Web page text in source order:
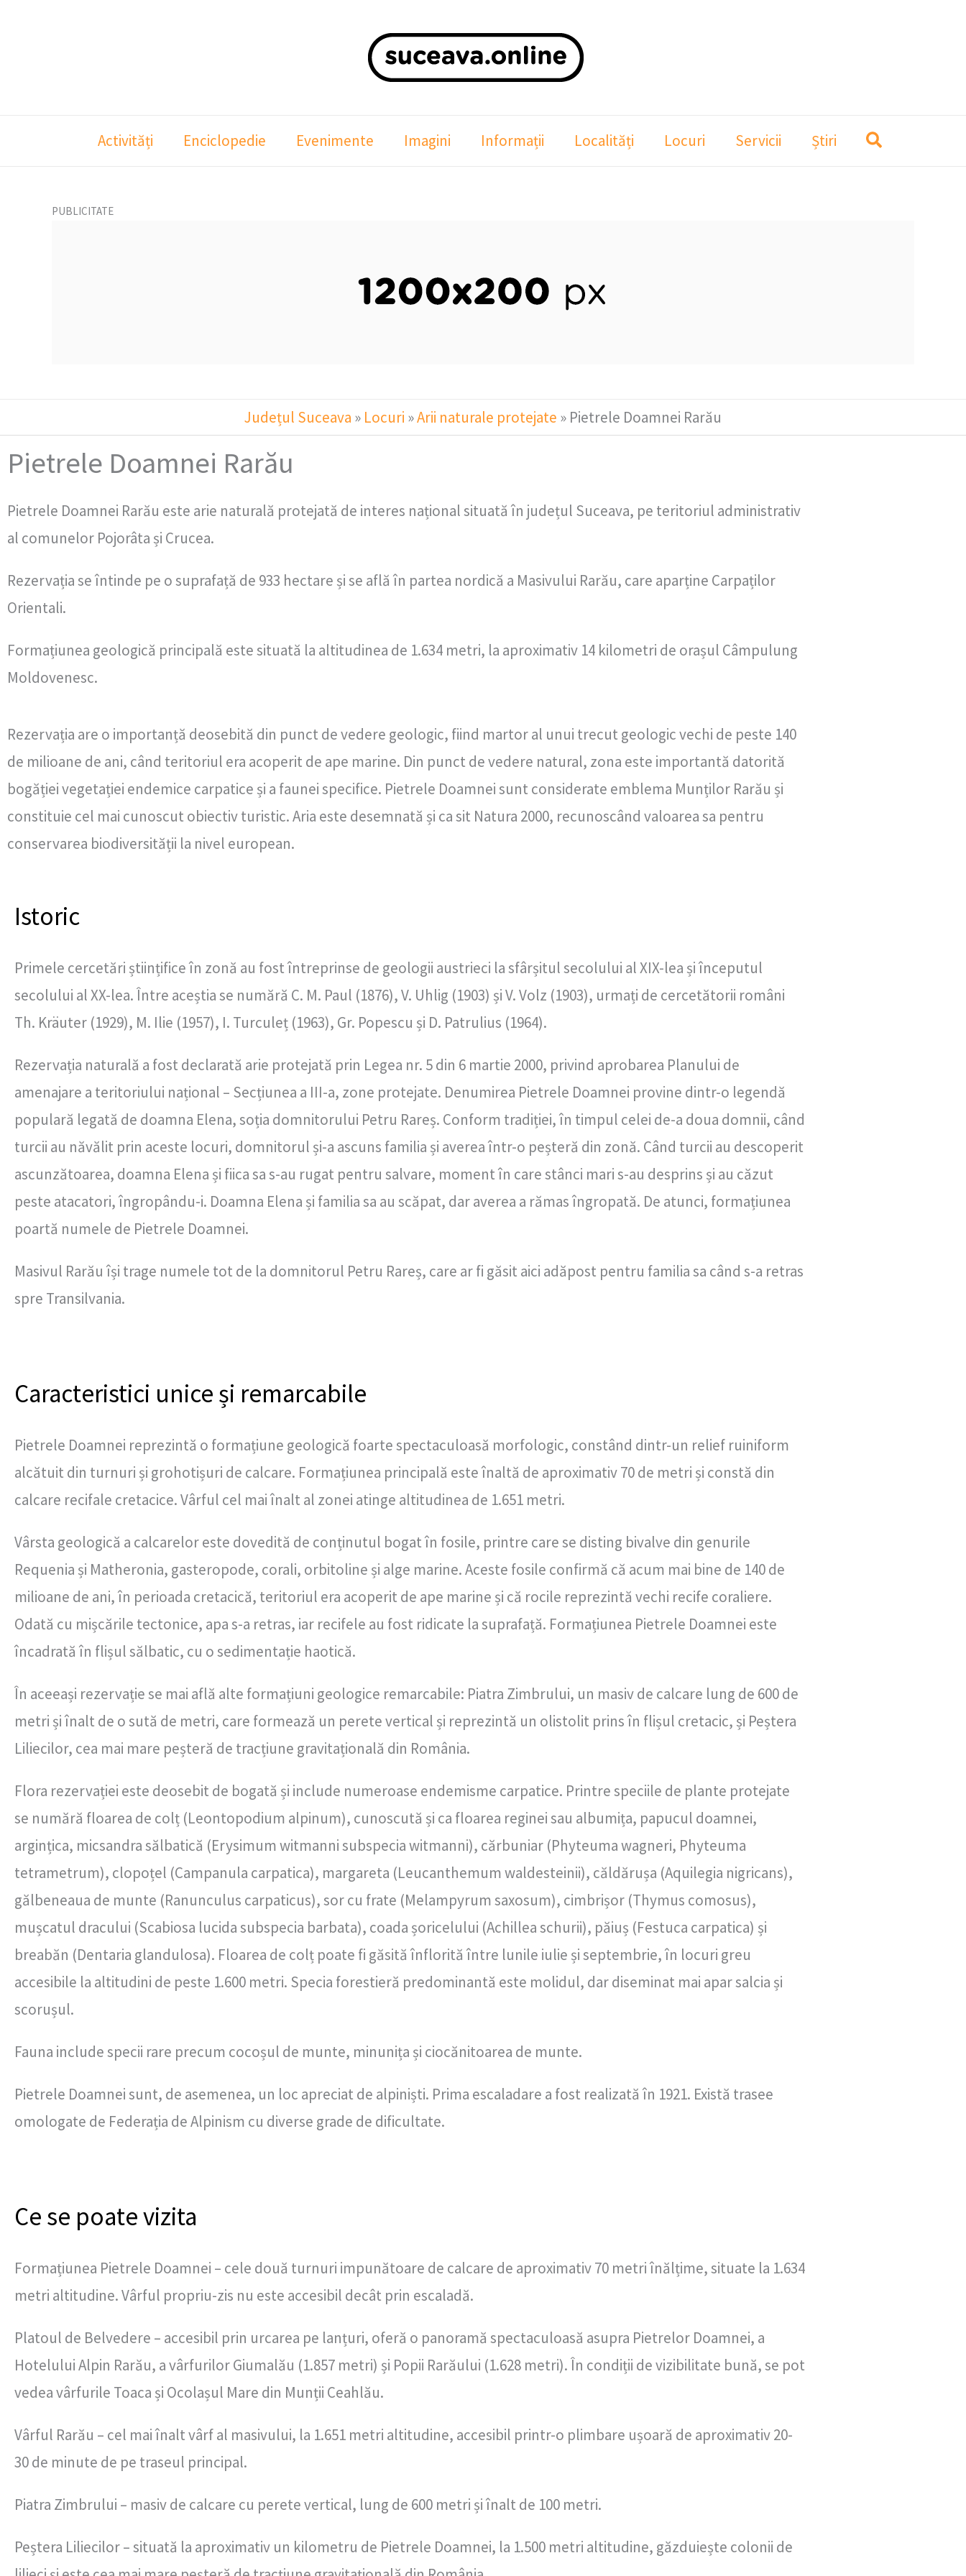
Activități Enciclopedie Evenimente Imagini Informații Localități Locuri Servicii Știri
PUBLICITATE
Județul Suceava » Locuri »Arii naturale protejate » Pietrele Doamnei Rarău
Pietrele Doamnei Rarău
Pietrele Doamnei Rarău este arie naturală protejată de interes național situată în județul Suceava, pe teritoriul administrativ
al comunelor Pojorâta și Crucea.
Rezervația se întinde pe o suprafață de 933 hectare și se află în partea nordică a Masivului Rarău, care aparține Carpaților
Orientali.
Formațiunea geologică principală este situată la altitudinea de 1.634 metri, la aproximativ 14 kilometri de orașul Câmpulung
Moldovenesc.
Rezervația are o importanță deosebită din punct de vedere geologic, fiind martor al unui trecut geologic vechi de peste 140
de milioane de ani, când teritoriul era acoperit de ape marine. Din punct de vedere natural, zona este importantă datorită
bogăției vegetației endemice carpatice și a faunei specifice. Pietrele Doamnei sunt considerate emblema Munților Rarău și
constituie cel mai cunoscut obiectiv turistic. Aria este desemnată și ca sit Natura 2000, recunoscând valoarea sa pentru
conservarea biodiversității la nivel european.
Istoric
Primele cercetări științifice în zonă au fost întreprinse de geologii austrieci la sfârșitul secolului al XIX-lea și începutul
secolului al XX-lea. Între aceștia se numără C. M. Paul (1876), V. Uhlig (1903) și V. Volz (1903), urmați de cercetătorii români
Th. Kräuter (1929), M. Ilie (1957), I. Turculeț (1963), Gr. Popescu și D. Patrulius (1964).
Rezervația naturală a fost declarată arie protejată prin Legea nr. 5 din 6 martie 2000, privind aprobarea Planului de
amenajare a teritoriului național – Secțiunea a III-a, zone protejate. Denumirea Pietrele Doamnei provine dintr-o legendă
populară legată de doamna Elena, soția domnitorului Petru Rareș. Conform tradiției, în timpul celei de-a doua domnii, când
turcii au năvălit prin aceste locuri, domnitorul și-a ascuns familia și averea într-o peșteră din zonă. Când turcii au descoperit
ascunzătoarea, doamna Elena și fiica sa s-au rugat pentru salvare, moment în care stânci mari s-au desprins și au căzut
peste atacatori, îngropându-i. Doamna Elena și familia sa au scăpat, dar averea a rămas îngropată. De atunci, formațiunea
poartă numele de Pietrele Doamnei.
Masivul Rarău își trage numele tot de la domnitorul Petru Rareș, care ar fi găsit aici adăpost pentru familia sa când s-a retras
spre Transilvania.
Caracteristici unice și remarcabile
Pietrele Doamnei reprezintă o formațiune geologică foarte spectaculoasă morfologic, constând dintr-un relief ruiniform
alcătuit din turnuri și grohotișuri de calcare. Formațiunea principală este înaltă de aproximativ 70 de metri și constă din
calcare recifale cretacice. Vârful cel mai înalt al zonei atinge altitudinea de 1.651 metri.
Vârsta geologică a calcarelor este dovedită de conținutul bogat în fosile, printre care se disting bivalve din genurile
Requenia și Matheronia, gasteropode, corali, orbitoline și alge marine. Aceste fosile confirmă că acum mai bine de 140 de
milioane de ani, în perioada cretacică, teritoriul era acoperit de ape marine și că rocile reprezintă vechi recife coraliere.
Odată cu mișcările tectonice, apa s-a retras, iar recifele au fost ridicate la suprafață. Formațiunea Pietrele Doamnei este
încadrată în flișul sălbatic, cu o sedimentație haotică.
În aceeași rezervație se mai află alte formațiuni geologice remarcabile: Piatra Zimbrului, un masiv de calcare lung de 600 de
metri și înalt de o sută de metri, care formează un perete vertical și reprezintă un olistolit prins în flișul cretacic, și Peștera
Liliecilor, cea mai mare peșteră de tracțiune gravitațională din România.
Flora rezervației este deosebit de bogată și include numeroase endemisme carpatice. Printre speciile de plante protejate
se numără floarea de colț (Leontopodium alpinum), cunoscută și ca floarea reginei sau albumița, papucul doamnei,
argințica, micsandra sălbatică (Erysimum witmanni subspecia witmanni), cărbuniar (Phyteuma wagneri, Phyteuma
tetrametrum), clopoțel (Campanula carpatica), margareta (Leucanthemum waldesteinii), căldărușa (Aquilegia nigricans),
gălbeneaua de munte (Ranunculus carpaticus), sor cu frate (Melampyrum saxosum), cimbrișor (Thymus comosus),
mușcatul dracului (Scabiosa lucida subspecia barbata), coada șoricelului (Achillea schurii), păiuș (Festuca carpatica) și
breabăn (Dentaria glandulosa). Floarea de colț poate fi găsită înflorită între lunile iulie și septembrie, în locuri greu
accesibile la altitudini de peste 1.600 metri. Specia forestieră predominantă este molidul, dar diseminat mai apar salcia și
scorușul.
Fauna include specii rare precum cocoșul de munte, minunița și ciocănitoarea de munte.
Pietrele Doamnei sunt, de asemenea, un loc apreciat de alpiniști. Prima escaladare a fost realizată în 1921. Există trasee
omologate de Federația de Alpinism cu diverse grade de dificultate.
Ce se poate vizita
Formațiunea Pietrele Doamnei – cele două turnuri impunătoare de calcare de aproximativ 70 metri înălțime, situate la 1.634
metri altitudine. Vârful propriu-zis nu este accesibil decât prin escaladă.
Platoul de Belvedere – accesibil prin urcarea pe lanțuri, oferă o panoramă spectaculoasă asupra Pietrelor Doamnei, a
Hotelului Alpin Rarău, a vârfurilor Giumalău (1.857 metri) și Popii Rarăului (1.628 metri). În condiții de vizibilitate bună, se pot
vedea vârfurile Toaca și Ocolașul Mare din Munții Ceahlău.
Vârful Rarău – cel mai înalt vârf al masivului, la 1.651 metri altitudine, accesibil printr-o plimbare ușoară de aproximativ 20-
30 de minute de pe traseul principal.
Piatra Zimbrului – masiv de calcare cu perete vertical, lung de 600 metri și înalt de 100 metri.
Peștera Liliecilor – situată la aproximativ un kilometru de Pietrele Doamnei, la 1.500 metri altitudine, găzduiește colonii de